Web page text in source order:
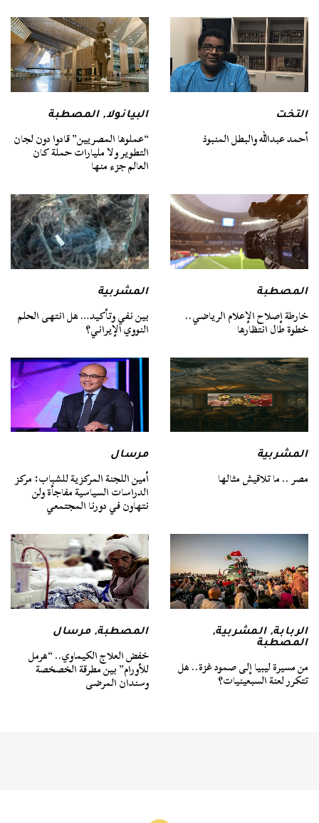
التخت
أحمد عبدالله والبطل المنبوذ
البيانولا,المصطبة
“عملوها المصريين” قادوا دون لجان
التطوير ولا مليارات حملة كان
العالم جزء منها
المصطبة
خارطة إصلاح الإعلام الرياضي..
خطوة طال انتظارها
المشربية
بين نفي وتأكيد… هل انتهى الحلم
النووي الإيراني؟
المشربية
مصر .. ما تلاقيش مثالها
مرسال
أمين اللجنة المركزية للشباب: مركز
الدراسات السياسية مفاجأة ولن
نتهاون في دورنا المجتمعي
الربابة,المشربية,
المصطبة
من مسيرة ليبيا إلى صمود غزة.. هل
تتكرر لعنة السبعينيات؟
المصطبة,مرسال
خفض العلاج الكيماوي.. “هرمل
للأورام” بين مطرقة الخصخصة
وسندان المرضى